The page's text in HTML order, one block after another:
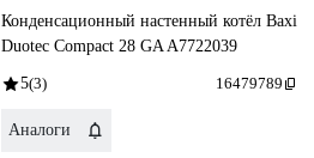
Конденсационный настенный котёл Baxi
Duotec Compact 28 GA A7722039
5(3) 16479789
Аналоги